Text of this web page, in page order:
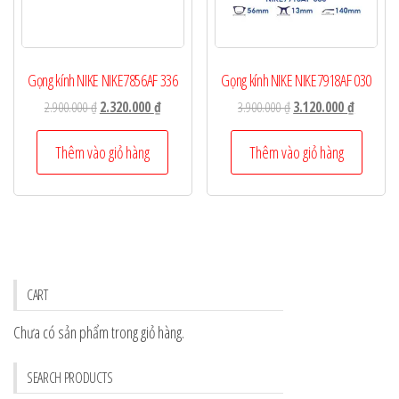
Gọng kính NIKE NIKE7856AF 336
2.900.000₫Giá
gốc
là:
2.900.000 ₫.
2.320.000₫Giá
hiện
là:
2.320.000 ₫.
Thêm vào giỏ hàng
Gọng kính NIKE NIKE7918AF 030
3.900.000₫Giá
gốc
là:
3.900.000 ₫.
3.120.000₫Giá
hiện
là:
Thêm vào giỏ hàng
CART
Chưa có sản phẩm trong giỏ hàng.
SEARCH PRODUCTS